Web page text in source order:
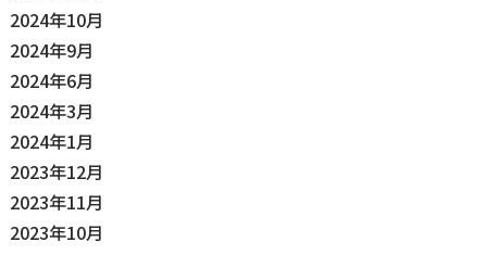
2024年10月
2024年9月
2024年6月
2024年3月
2024年1月
2023年12月
2023年11月
2023年10月